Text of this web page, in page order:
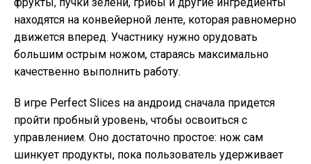
находятся на конвейерной ленте, которая равномерно
движется вперед. Участнику нужно орудовать
большим острым ножом, стараясь максимально
качественно выполнить работу.
В игре Perfect Slices на андроид сначала придется
пройти пробный уровень, чтобы освоиться с
управлением. Оно достаточно простое: нож сам
шинкует продукты, пока пользователь удерживает